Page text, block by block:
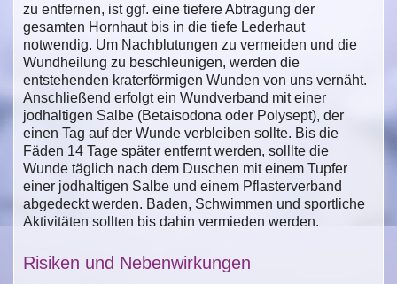
zu entfernen, ist ggf. eine tiefere Abtragung der
gesamten Hornhaut bis in die tiefe Lederhaut
notwendig. Um Nachblutungen zu vermeiden und die
Wundheilung zu beschleunigen, werden die
entstehenden kraterförmigen Wunden von uns vernäht.
Anschließend erfolgt ein Wundverband mit einer
jodhaltigen Salbe (Betaisodona oder Polysept), der
einen Tag auf der Wunde verbleiben sollte. Bis die
Fäden 14 Tage später entfernt werden, solllte die
Wunde täglich nach dem Duschen mit einem Tupfer
einer jodhaltigen Salbe und einem Pflasterverband
abgedeckt werden. Baden, Schwimmen und sportliche
Aktivitäten sollten bis dahin vermieden werden.
Risiken und Nebenwirkungen